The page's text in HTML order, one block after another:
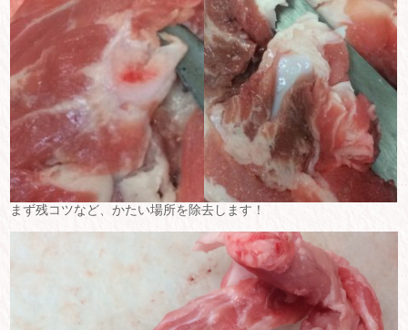
まず残コツなど、かたい場所を除去します！